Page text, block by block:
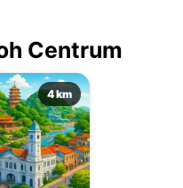
Centrum
4 km